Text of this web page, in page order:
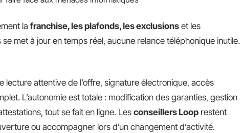
la franchise, les plafonds, les exclusions et les
se met à jour en temps réel, aucune relance téléphonique inutile.
lecture attentive de l’offre, signature électronique, accès
L’autonomie est totale : modification des garanties, gestion
tout se fait en ligne. Les conseillers Loop restent
ou accompagner lors d’un changement d’activité.